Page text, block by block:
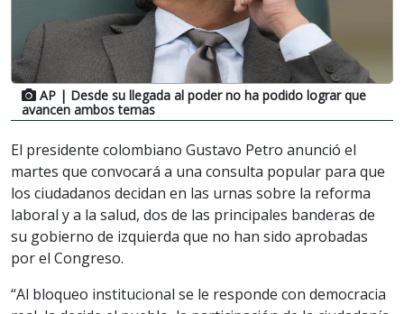
AP | Desde su llegada al poder no ha podido lograr que
avancen ambos temas
El presidente colombiano Gustavo Petro anunció el
martes que convocará a una consulta popular para que
los ciudadanos decidan en las urnas sobre la reforma
laboral y a la salud, dos de las principales banderas de
su gobierno de izquierda que no han sido aprobadas
por el Congreso.
“Al bloqueo institucional se le responde con democracia